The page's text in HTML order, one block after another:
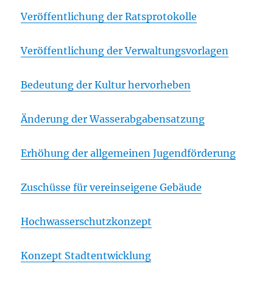
Veröffentlichung der Ratsprotokolle
Veröffentlichung der Verwaltungsvorlagen
Bedeutung der Kultur hervorheben
Änderung der Wasserabgabensatzung
Erhöhung der allgemeinen Jugendförderung
Zuschüsse für vereinseigene Gebäude
Hochwasserschutzkonzept
Konzept Stadtentwicklung